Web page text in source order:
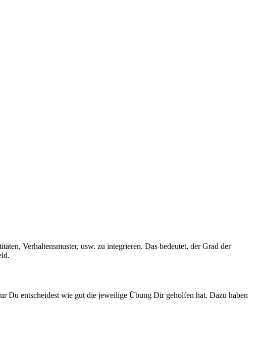
Verhaltensmuster, usw. zu integrieren. Das bedeutet, der Grad der
Du entscheidest wie gut die jeweilige Übung Dir geholfen hat. Dazu haben